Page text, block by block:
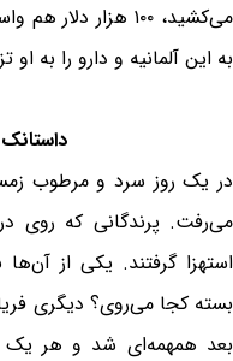
به این آلمانیه و دارو را به او
داستانک ۷ - آینده‌نگری
در یک روز سرد و مرطوب
می‌رفت. پرندگانی که روی
استهزا گرفتند. یکی از
بسته کجا می‌روی؟ دیگری
بعد همهمه‌ای شد و هر یک